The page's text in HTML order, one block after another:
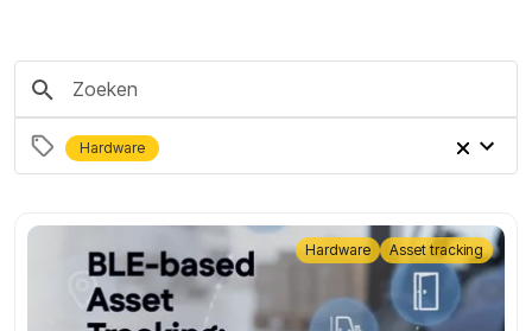
Hardware
Hardware Asset tracking